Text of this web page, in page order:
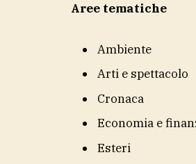
Aree tematiche
Ambiente
Arti e spettacolo
Cronaca
Economia e
Esteri